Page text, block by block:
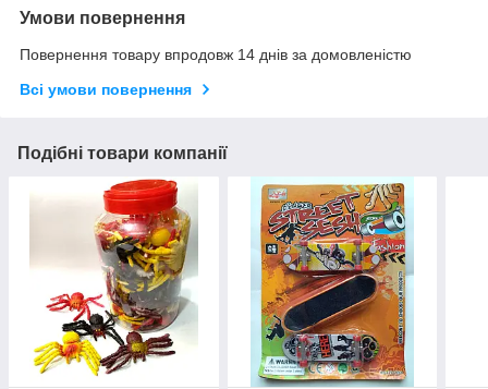
Умови повернення
Повернення товару впродовж 14 днів за домовленістю
Всі умови повернення
Подібні товари компанії